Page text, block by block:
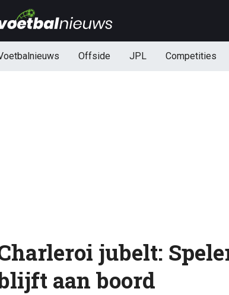
Offside JPL Competities
jubelt:
aan boord